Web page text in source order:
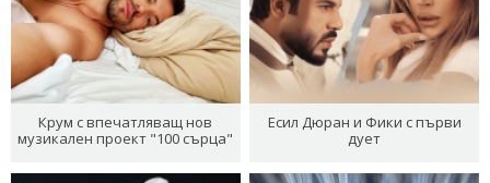
Крум с впечатляващ нов
музикален проект "100 сърца"
Есил Дюран и Фики с първи
дует